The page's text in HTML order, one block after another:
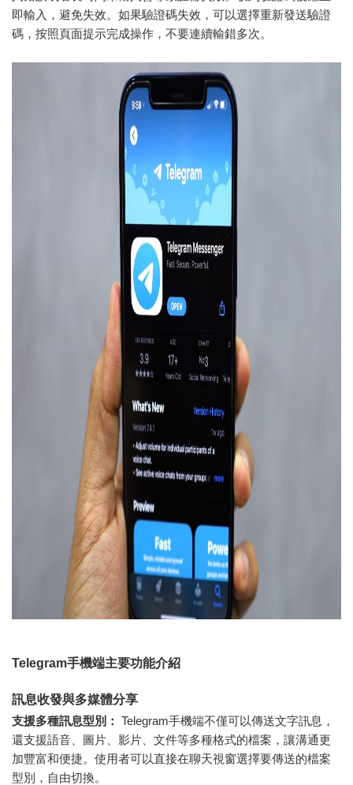
即輸入，避免失效。如果驗證碼失效，可以選擇重新發送驗證
碼，按照頁面提示完成操作，不要連續輸錯多次。
Telegram手機端主要功能介紹
訊息收發與多媒體分享
支援多種訊息型別： Telegram手機端不僅可以傳送文字訊息，
還支援語音、圖片、影片、文件等多種格式的檔案，讓溝通更
加豐富和便捷。使用者可以直接在聊天視窗選擇要傳送的檔案
型別，自由切換。